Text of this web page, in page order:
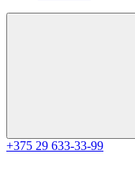
+375 29 633-33-99